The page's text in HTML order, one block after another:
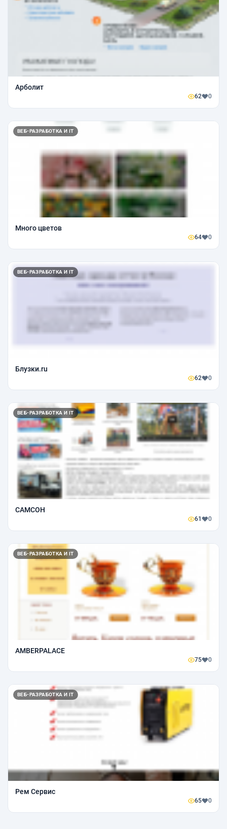
Арболит
62 0
ВЕБ-РАЗРАБОТКА И IT
Много цветов
64 0
ВЕБ-РАЗРАБОТКА И IT
Блузки.ru
62 0
ВЕБ-РАЗРАБОТКА И IT
САМСОН
61 0
ВЕБ-РАЗРАБОТКА И IT
AMBERPALACE
75 0
ВЕБ-РАЗРАБОТКА И IT
Рем Сервис
65 0